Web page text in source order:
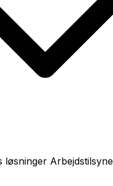
løsninger